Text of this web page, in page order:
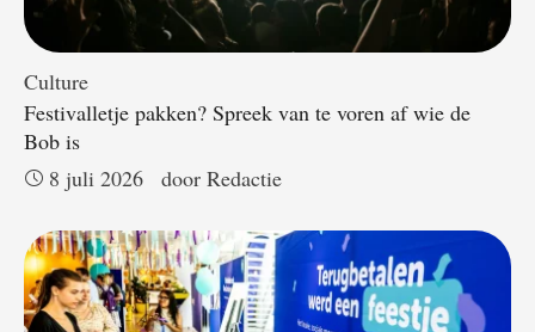
Culture
Festivalletje pakken? Spreek van te voren af wie de
Bob is
8 juli 2026
door Redactie